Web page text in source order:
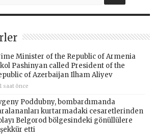
Minister of the Republic of Armenia
Pashinyan called President of the
of Azerbaijan Ilham Aliyev
1 saat önce
Poddubny, bombardımanda
kurtarmadaki cesaretlerinden
Belgorod bölgesindeki gönüllülere
etti